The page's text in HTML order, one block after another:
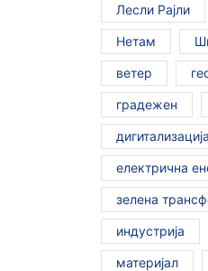
Лесли Рајли
Нетам
ветер
градежен
дигитализација
електрична
зелена
индустрија
материјал